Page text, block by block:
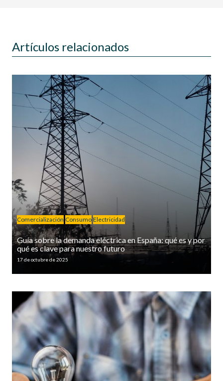
Artículos relacionados
Comercialización Consumo Electricidad
Guía sobre la demanda eléctrica en España: qué es y por
qué es clave para nuestro futuro
17 de octubre de 2025